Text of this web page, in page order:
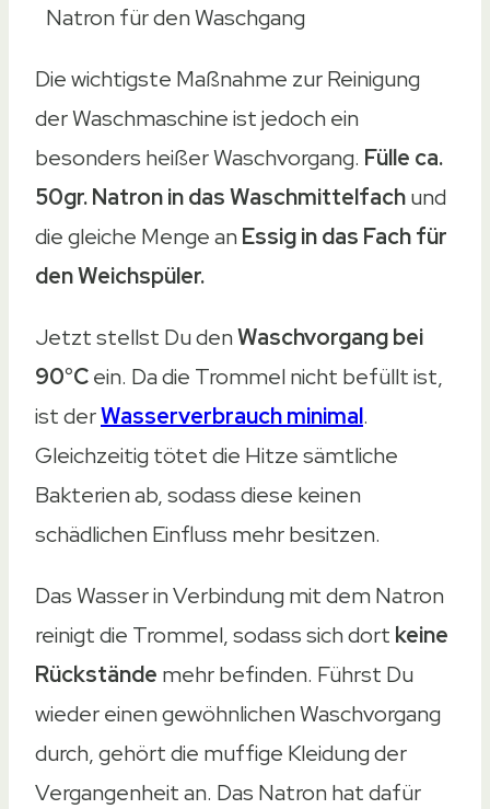
Natron für den Waschgang
Die wichtigste Maßnahme zur Reinigung
der Waschmaschine ist jedoch ein
besonders heißer Waschvorgang. Fülle ca.
50gr. Natron in das Waschmittelfachund
die gleiche Menge anEssig in das Fach für
den Weichspüler.
Jetzt stellst Du denWaschvorgang bei
90°Cein. Da die Trommel nicht befüllt ist,
ist derWasserverbrauch minimal.
Gleichzeitig tötet die Hitze sämtliche
Bakterien ab, sodass diese keinen
schädlichen Einfluss mehr besitzen.
Das Wasser in Verbindung mit dem Natron
reinigt die Trommel, sodass sich dort keine
Rückstände mehr befinden. Führst Du
wieder einen gewöhnlichen Waschvorgang
durch, gehört die muffige Kleidung der
Vergangenheit an. Das Natron hat dafür